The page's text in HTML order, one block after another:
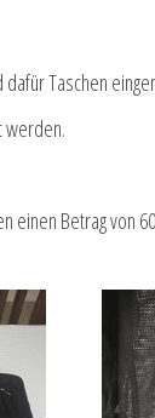
Taschen
werden.
einen Betrag von